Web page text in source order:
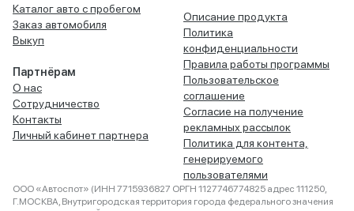
Каталог авто с пробегом
Заказ автомобиля
Выкуп
Партнёрам
О нас
Сотрудничество
Контакты
Личный кабинет партнера
Описание продукта
Политика
конфиденциальности
Правила работы программы
Пользовательское
соглашение
Согласие на получение
рекламных рассылок
Политика для контента,
генерируемого
пользователями
ООО «Автоспот» (ИНН 7715936827 ОРГН 1127746774825 адрес 111250,
Г.МОСКВА, Внутригородская территория города федерального значения